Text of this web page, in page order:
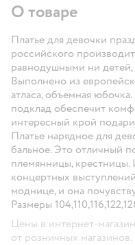
О товаре
Платье для девочки
российского
равнодушными ни детей,
Выполнено из
атласа, объемная
подклад обеспечит
интересный крой
Платье нарядное для
бальное. Это отличный
племянницы, крестницы.
концертных
моднице, и она
Размеры
Цены в интернет-
от розничных магазинов.